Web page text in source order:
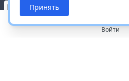
Принять
Войти